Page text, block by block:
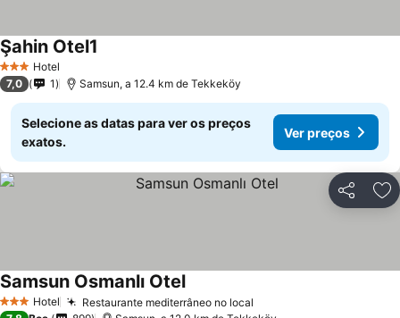
3 EstrelasHotel
Şahin Otel1
7,0 1 Samsun, a 12.4 km de Tekkeköy
Selecione as datas para ver os preços
exatos.
Ver preços
Partilhar
3 EstrelasHotel Restaurante mediterrâneo no local
Samsun Osmanlı Otel